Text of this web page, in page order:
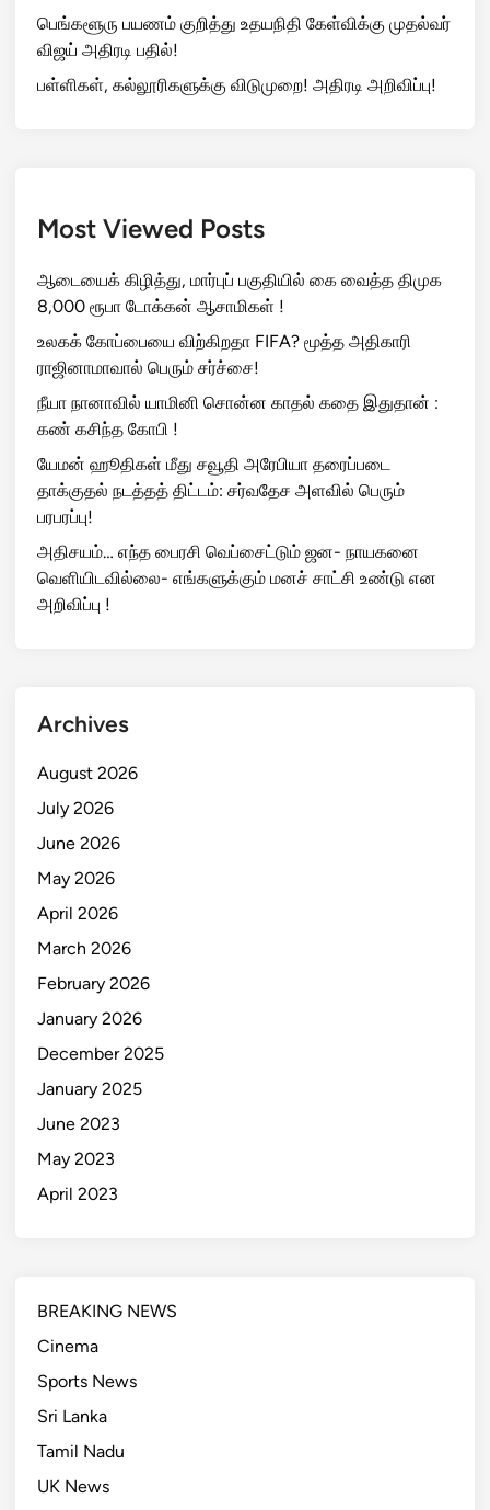
பெங்களூரு பயணம் குறித்து உதயநிதி கேள்விக்கு முதல்வர்
விஜய் அதிரடி பதில்!
பள்ளிகள், கல்லூரிகளுக்கு விடுமுறை! அதிரடி அறிவிப்பு!
Most Viewed Posts
ஆடையைக் கிழித்து, மார்புப் பகுதியில் கை வைத்த திமுக
8,000 ரூபா டோக்கன் ஆசாமிகள் !
உலகக் கோப்பையை விற்கிறதா FIFA? மூத்த அதிகாரி
ராஜினாமாவால் பெரும் சர்ச்சை!
நீயா நானாவில் யாமினி சொன்ன காதல் கதை இதுதான் :
கண் கசிந்த கோபி !
யேமன் ஹூதிகள் மீது சவூதி அரேபியா தரைப்படை
தாக்குதல் நடத்தத் திட்டம்: சர்வதேச அளவில் பெரும்
பரபரப்பு!
அதிசயம்… எந்த பைரசி வெப்சைட்டும் ஜன- நாயகனை
வெளியிடவில்லை- எங்களுக்கும் மனச் சாட்சி உண்டு என
அறிவிப்பு !
Archives
August 2026
July 2026
June 2026
May 2026
April 2026
March 2026
February 2026
January 2026
December 2025
January 2025
June 2023
May 2023
April 2023
BREAKING NEWS
Cinema
Sports News
Sri Lanka
Tamil Nadu
UK News